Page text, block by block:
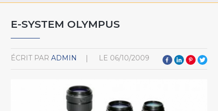
E-SYSTEM OLYMPUS
ÉCRIT PAR ADMIN LE 06/10/2009